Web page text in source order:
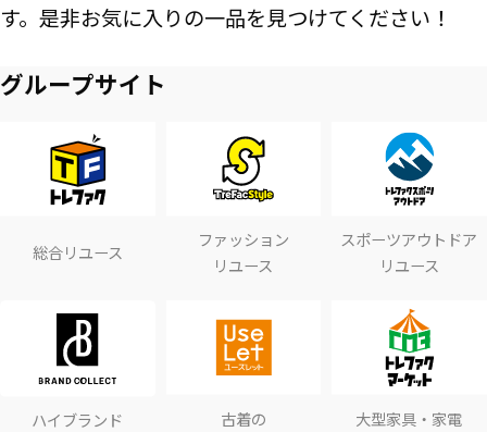
す。是非お気に入りの一品を見つけてください！
グループサイト
総合リユース
ファッション
リユース
スポーツアウトドア
リユース
ハイブランド
古着の
大型家具・家電